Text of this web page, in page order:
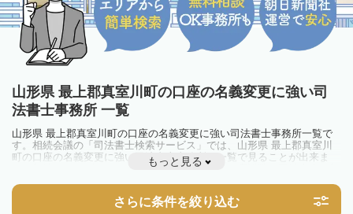
山形県 最上郡真室川町の口座の名義変更に強い司
法書士事務所 一覧
山形県 最上郡真室川町の口座の名義変更に強い司法書士事務所一覧で
す。相続会議の「司法書士検索サービス」では、山形県 最上郡真室川
町の口座の名義変更に強い司法書士事務所を一覧で見ることが出来ま
す。相続のトラブルやお悩みを抱えている方は一度近隣の司法書士に相
もっと見る
さらに条件を絞り込む